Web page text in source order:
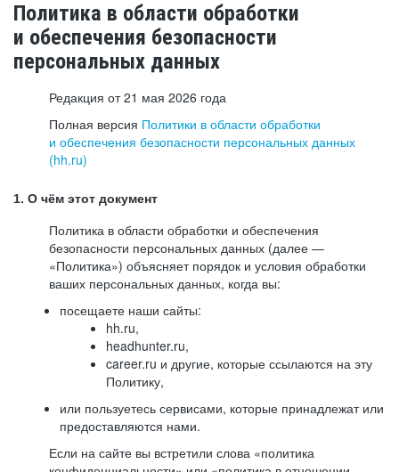
Политика в области обработки
и обеспечения безопасности
персональных данных
Редакция от 21 мая 2026 года
Полная версия Политики в области обработки
и обеспечения безопасности персональных данных
(hh.ru)
1. О чём этот документ
Политика в области обработки и обеспечения
безопасности персональных данных (далее —
«Политика») объясняет порядок и условия обработки
ваших персональных данных, когда вы:
посещаете наши сайты:
hh.ru,
headhunter.ru,
career.ru и другие, которые ссылаются на эту
Политику,
или пользуетесь сервисами, которые принадлежат или
предоставляются нами.
Если на сайте вы встретили слова «политика